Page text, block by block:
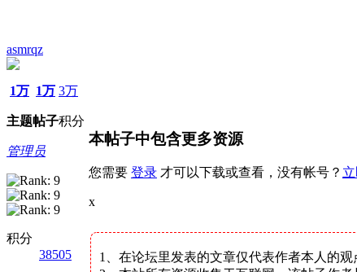
asmrqz
1万
主题
1万
帖子
3万
积分
管理员
积分
38505
本帖子中包含更多资源
您需要 登录 才可以下载或查看，没有帐号？
x
1、在论坛里发表的文章仅代表作者本人的观